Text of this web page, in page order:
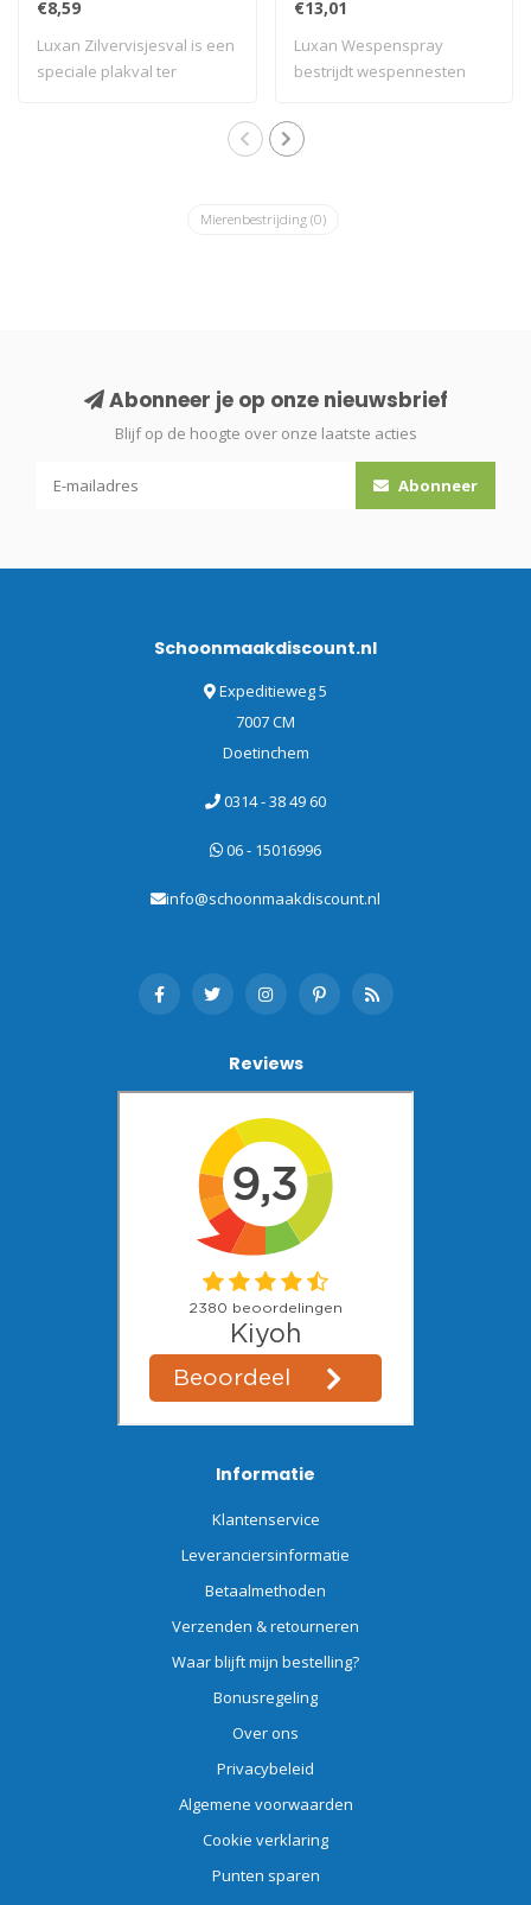
€8,59
Luxan Zilvervisjesval is een
speciale plakval ter
€13,01
Luxan Wespenspray
bestrijdt wespennesten
Mierenbestrijding (0)
Abonneer je op onze nieuwsbrief
Blijf op de hoogte over onze laatste acties
Abonneer
Schoonmaakdiscount.nl
Expeditieweg 5
7007 CM
Doetinchem
0314 - 38 49 60
06 - 15016996
info@schoonmaakdiscount.nl
Reviews
Informatie
Klantenservice
Leveranciersinformatie
Betaalmethoden
Verzenden & retourneren
Waar blijft mijn bestelling?
Bonusregeling
Over ons
Privacybeleid
Algemene voorwaarden
Cookie verklaring
Punten sparen